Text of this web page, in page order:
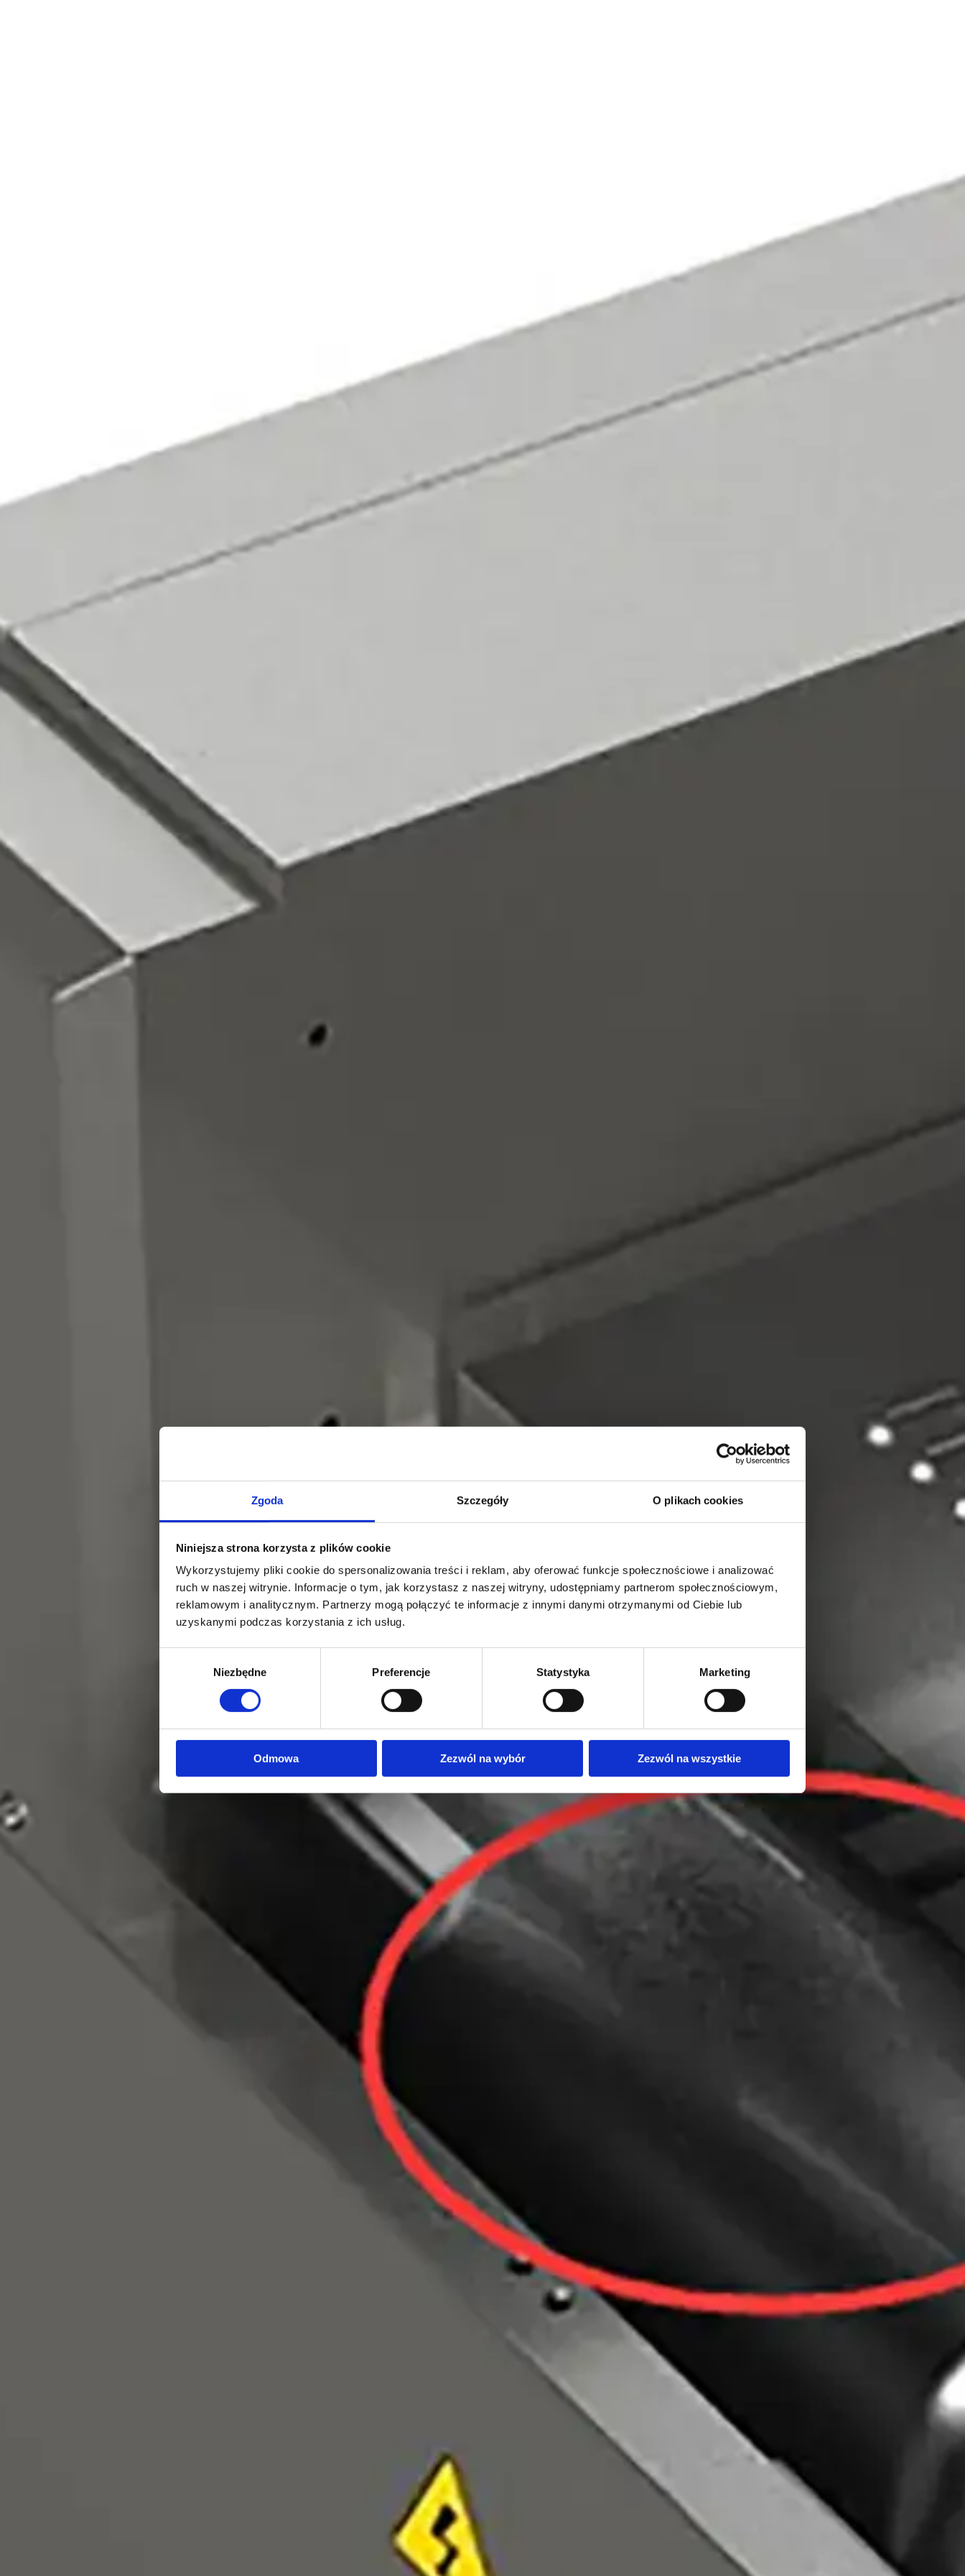
Zgoda Szczegóły O plikach cookies
Niniejsza strona korzysta z plików cookie
Wykorzystujemy pliki cookie do spersonalizowania treści i reklam, aby oferować funkcje społecznościowe i analizować
ruch w naszej witrynie. Informacje o tym, jak korzystasz z naszej witryny, udostępniamy partnerom społecznościowym,
reklamowym i analitycznym. Partnerzy mogą połączyć te informacje z innymi danymi otrzymanymi od Ciebie lub
uzyskanymi podczas korzystania z ich usług.
Niezbędne Preferencje Statystyka Marketing
Odmowa Zezwól na wybór Zezwól na wszystkie